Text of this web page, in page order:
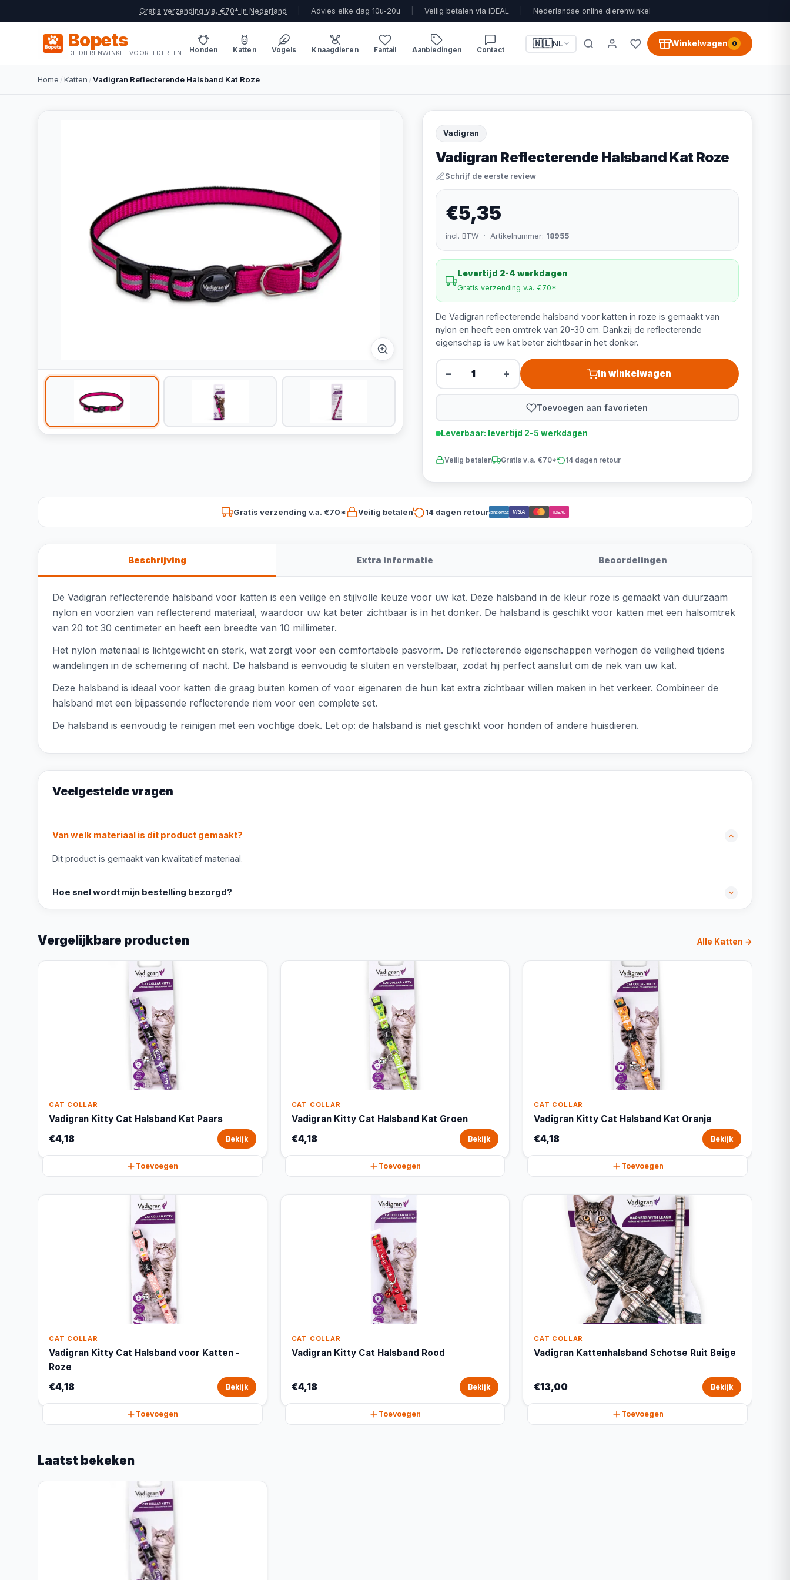
Gratis verzending v.a. €70* in Nederland Advies elke dag 10u-20u Veilig betalen via iDEAL Nederlandse online dierenwinkel
Bopets
DE DIERENWINKEL VOOR IEDEREEN Honden Katten Vogels Knaagdieren Fantail Aanbiedingen Contact
🇳🇱NL Winkelwagen 0
Home /Katten /Vadigran Reflecterende Halsband Kat Roze
Vadigran
Vadigran Reflecterende Halsband Kat Roze
Schrijf de eerste review
€5,35
incl. BTW · Artikelnummer: 18955
Levertijd 2-4 werkdagen
Gratis verzending v.a. €70*
De Vadigran reflecterende halsband voor katten in roze is gemaakt van
nylon en heeft een omtrek van 20-30 cm. Dankzij de reflecterende
eigenschap is uw kat beter zichtbaar in het donker.
− + In winkelwagen
Toevoegen aan favorieten
Leverbaar: levertijd 2-5 werkdagen
Veilig betalen Gratis v.a. €70* 14 dagen retour
Gratis verzending v.a. €70* Veilig betalen 14 dagen retourBancontact VISA iDEAL
Beschrijving Extra informatie Beoordelingen
De Vadigran reflecterende halsband voor katten is een veilige en stijlvolle keuze voor uw kat. Deze halsband in de kleur roze is gemaakt van duurzaam
nylon en voorzien van reflecterend materiaal, waardoor uw kat beter zichtbaar is in het donker. De halsband is geschikt voor katten met een halsomtrek
van 20 tot 30 centimeter en heeft een breedte van 10 millimeter.
Het nylon materiaal is lichtgewicht en sterk, wat zorgt voor een comfortabele pasvorm. De reflecterende eigenschappen verhogen de veiligheid tijdens
wandelingen in de schemering of nacht. De halsband is eenvoudig te sluiten en verstelbaar, zodat hij perfect aansluit om de nek van uw kat.
Deze halsband is ideaal voor katten die graag buiten komen of voor eigenaren die hun kat extra zichtbaar willen maken in het verkeer. Combineer de
halsband met een bijpassende reflecterende riem voor een complete set.
De halsband is eenvoudig te reinigen met een vochtige doek. Let op: de halsband is niet geschikt voor honden of andere huisdieren.
Veelgestelde vragen
Van welk materiaal is dit product gemaakt?
Dit product is gemaakt van kwalitatief materiaal.
Hoe snel wordt mijn bestelling bezorgd?
Vergelijkbare producten Alle Katten →
CAT COLLAR
Vadigran Kitty Cat Halsband Kat Paars
€4,18 Bekijk
Toevoegen
CAT COLLAR
Vadigran Kitty Cat Halsband Kat Groen
€4,18 Bekijk
Toevoegen
CAT COLLAR
Vadigran Kitty Cat Halsband Kat Oranje
€4,18 Bekijk
Toevoegen
CAT COLLAR
Vadigran Kitty Cat Halsband voor Katten -
Roze
€4,18 Bekijk
Toevoegen
CAT COLLAR
Vadigran Kitty Cat Halsband Rood
€4,18 Bekijk
Toevoegen
CAT COLLAR
Vadigran Kattenhalsband Schotse Ruit Beige
€13,00 Bekijk
Toevoegen
Laatst bekeken